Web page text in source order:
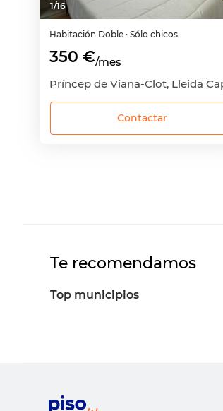
1/16
Habitación Doble · Sólo chicos
350 €/mes
Contactar
Te recomendamos
Top municipios